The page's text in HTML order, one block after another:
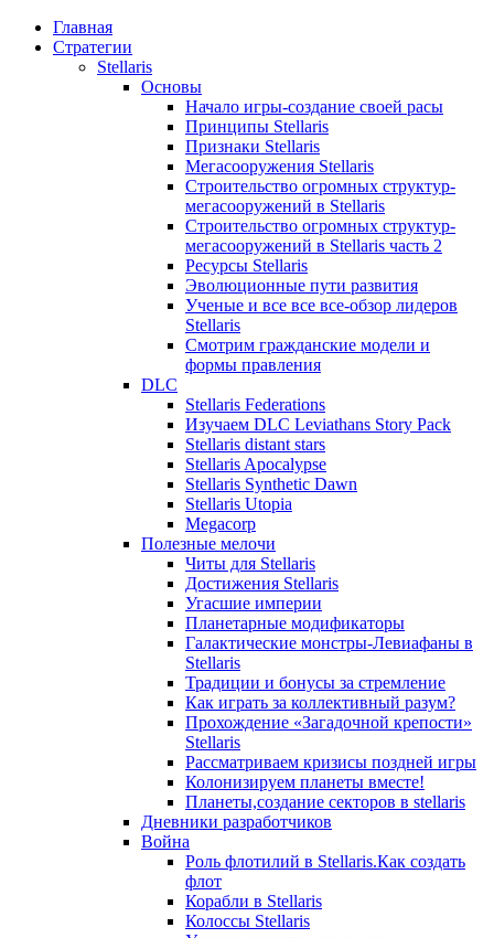
Главная
Стратегии
Stellaris
Основы
Начало игры-создание своей расы
Принципы Stellaris
Признаки Stellaris
Мегасооружения Stellaris
Строительство огромных структур-
мегасооружений в Stellaris
Строительство огромных структур-
мегасооружений в Stellaris часть 2
Ресурсы Stellaris
Эволюционные пути развития
Ученые и все все все-обзор лидеров
Stellaris
Смотрим гражданские модели и
формы правления
DLC
Stellaris Federations
Изучаем DLC Leviathans Story Pack
Stellaris distant stars
Stellaris Apocalypse
Stellaris Synthetic Dawn
Stellaris Utopia
Megacorp
Полезные мелочи
Читы для Stellaris
Достижения Stellaris
Угасшие империи
Планетарные модификаторы
Галактические монстры-Левиафаны в
Stellaris
Традиции и бонусы за стремление
Как играть за коллективный разум?
Прохождение «Загадочной крепости»
Stellaris
Рассматриваем кризисы поздней игры
Колонизируем планеты вместе!
Планеты,создание секторов в stellaris
Дневники разработчиков
Война
Роль флотилий в Stellaris.Как создать
флот
Корабли в Stellaris
Колоссы Stellaris